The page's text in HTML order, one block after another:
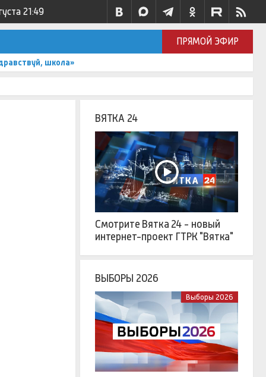
21:49
ПРЯМОЙ ЭФИР
школа»
ВЯТКА 24
Смотрите Вятка 24 - новый
интернет-проект ГТРК "Вятка"
ВЫБОРЫ 2026
Выборы 2026